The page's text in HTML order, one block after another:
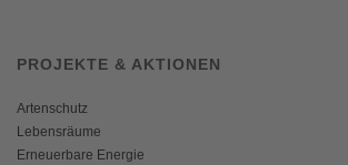
PROJEKTE & AKTIONEN
Artenschutz
Lebensräume
Erneuerbare Energie